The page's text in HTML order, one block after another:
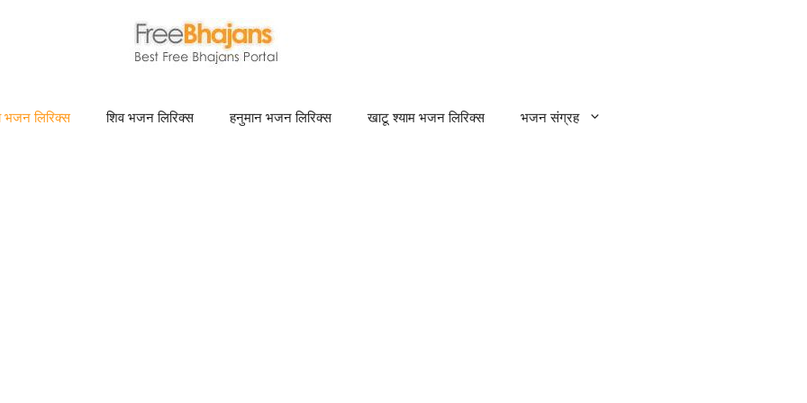
भजन लिरिक्स शिव भजन लिरिक्स हनुमान भजन लिरिक्स खाटू श्याम भजन लिरिक्स भजन संग्रह